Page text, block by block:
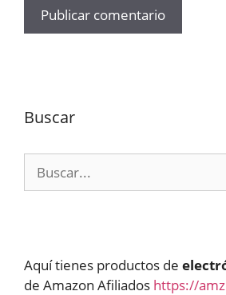
Buscar
Aquí tienes productos de
de Amazon Afiliados https://